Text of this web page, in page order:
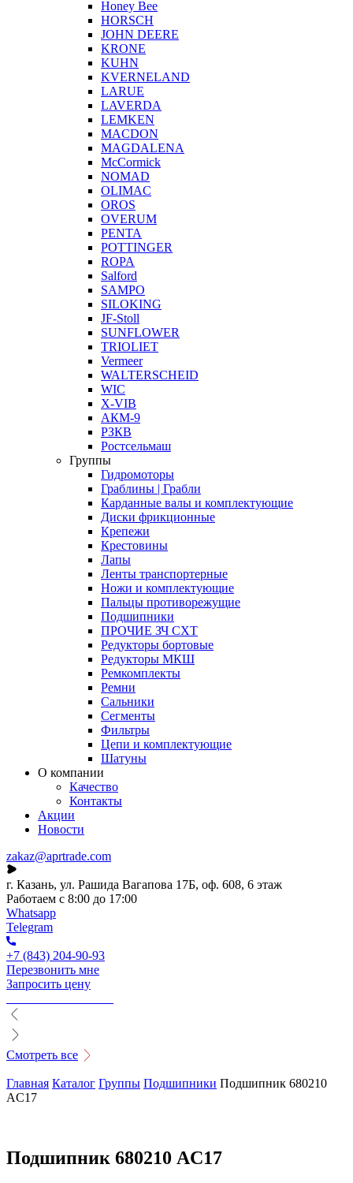
Honey Bee
HORSCH
JOHN DEERE
KRONE
KUHN
KVERNELAND
LARUE
LAVERDA
LEMKEN
MACDON
MAGDALENA
McCormick
NOMAD
OLIMAC
OROS
OVERUM
PENTA
POTTINGER
ROPA
Salford
SAMPO
SILOKING
JF-Stoll
SUNFLOWER
TRIOLIET
Vermeer
WALTERSCHEID
WIC
X-VIB
АКМ-9
РЗКВ
Ростсельмаш
Группы
Гидромоторы
Граблины | Грабли
Карданные валы и комплектующие
Диски фрикционные
Крепежи
Крестовины
Лапы
Ленты транспортерные
Ножи и комплектующие
Пальцы противорежущие
Подшипники
ПРОЧИЕ ЗЧ СХТ
Редукторы бортовые
Редукторы МКШ
Ремкомплекты
Ремни
Сальники
Сегменты
Фильтры
Цепи и комплектующие
Шатуны
О компании
Качество
Контакты
Акции
Новости
zakaz@aprtrade.com
г. Казань, ул. Рашида Вагапова 17Б, оф. 608, 6 этаж
Работаем с 8:00 до 17:00
Whatsapp
Telegram
+7 (843) 204-90-93
Перезвонить мне
Запросить цену
Смотреть все
Главная Каталог Группы Подшипники Подшипник 680210
AC17
Подшипник 680210 AC17